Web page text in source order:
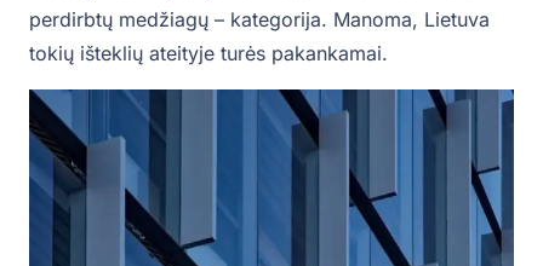
perdirbtų medžiagų – kategorija. Manoma, Lietuva
tokių išteklių ateityje turės pakankamai.